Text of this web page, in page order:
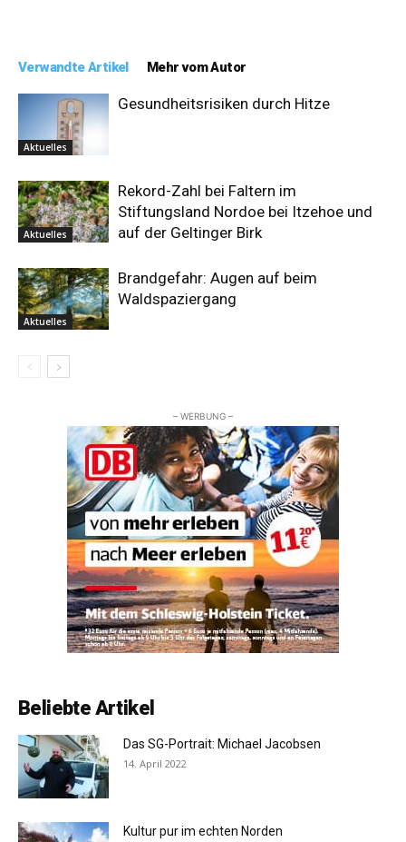
Verwandte Artikel Mehr vom Autor
Aktuelles
Gesundheitsrisiken durch Hitze
Aktuelles
Rekord-Zahl bei Faltern im
Stiftungsland Nordoe bei Itzehoe und
auf der Geltinger Birk
Aktuelles
Brandgefahr: Augen auf beim
Waldspaziergang
– WERBUNG –
Beliebte Artikel
Das SG-Portrait: Michael Jacobsen
14. April 2022
Kultur pur im echten Norden